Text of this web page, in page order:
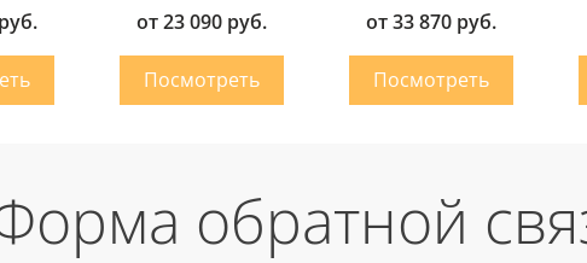
от 23 090 руб. от 33 870 руб.
обратной